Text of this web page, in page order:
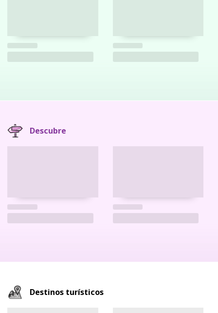
Descubre
Destinos turísticos